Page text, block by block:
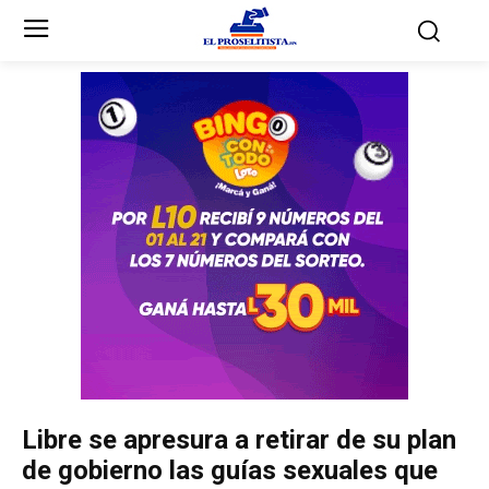
Partidos Políticos
Partido Liberal
Unificación Democrática
Anticorrupción
Partidos Políticos
Partido Liberal
Unificación Democrática
Anticorrupción
Libre se apresura a retirar de su plan
de gobierno las guías sexuales que